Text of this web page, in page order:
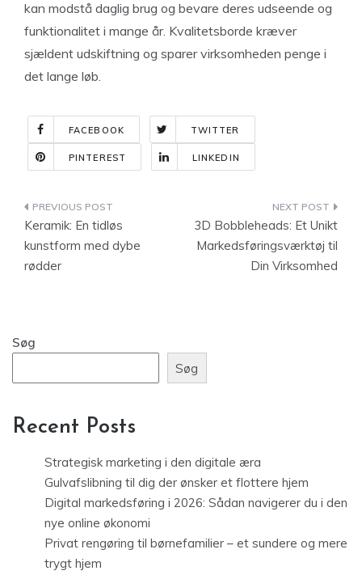
kan modstå daglig brug og bevare deres udseende og
funktionalitet i mange år. Kvalitetsborde kræver
sjældent udskiftning og sparer virksomheden penge i
det lange løb.
FACEBOOK TWITTER
PINTEREST LINKEDIN
Indlægsnavigation
Keramik: En tidløs
kunstform med dybe
rødder
3D Bobbleheads: Et Unikt
Markedsføringsværktøj til
Din Virksomhed
Søg
Søg
Recent Posts
Strategisk marketing i den digitale æra
Gulvafslibning til dig der ønsker et flottere hjem
Digital markedsføring i 2026: Sådan navigerer du i den
nye online økonomi
Privat rengøring til børnefamilier – et sundere og mere
trygt hjem